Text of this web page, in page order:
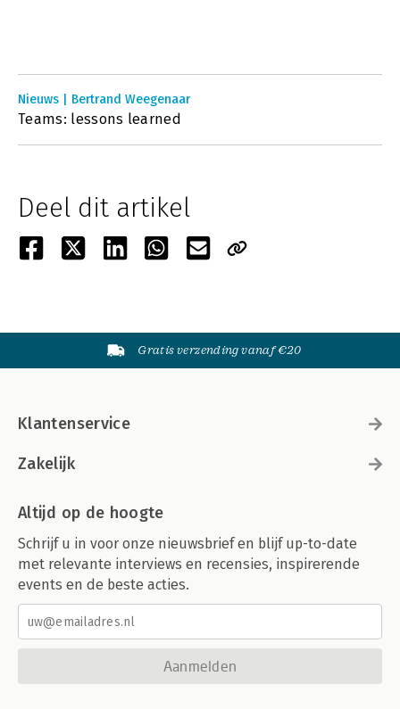
Nieuws | Bertrand Weegenaar
Teams: lessons learned
Deel dit artikel
Gratis verzending vanaf €20
Klantenservice
Zakelijk
Altijd op de hoogte
Schrijf u in voor onze nieuwsbrief en blijf up-to-date
met relevante interviews en recensies, inspirerende
events en de beste acties.
Aanmelden